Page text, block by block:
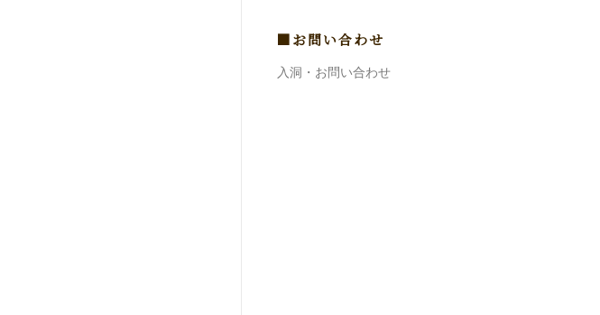
■お問い合わせ
入洞・お問い合わせ